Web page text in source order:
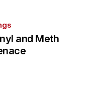
and Meth